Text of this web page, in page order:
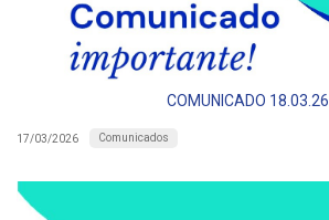
COMUNICADO 18.03.26
17/03/2026 Comunicados